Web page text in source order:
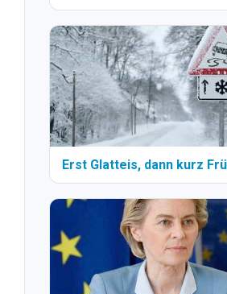
Erst Glatteis, dann kurz